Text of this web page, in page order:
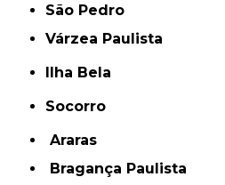
São Pedro
Várzea Paulista
Ilha Bela
Socorro
Araras
Bragança Paulista